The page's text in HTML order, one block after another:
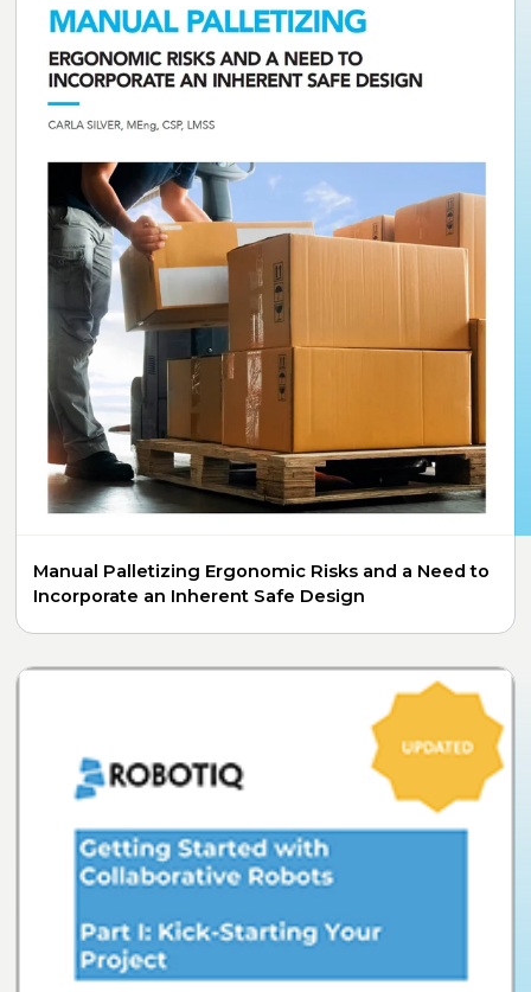
Manual Palletizing Ergonomic Risks and a Need to
Incorporate an Inherent Safe Design